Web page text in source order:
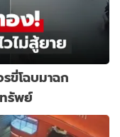
ขี่โฉบมาฉก
รัพย์